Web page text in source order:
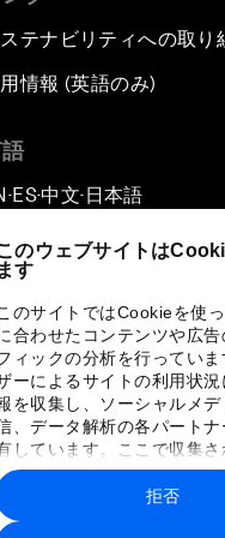
のウェブサイトは
ます
のサイトではCookieを使
合わせたコンテンツや広告
ィックの分析を行ってい
ーによるサイトの利用状
を収集し、ソーシャルメ
、データ解析の各パート
しています。ここで収集さ
ユーザーが各パートナーに
や各パートナーのサービス
に収集された情報と組み合
拒否
テナビリティへの取り
情報 (英語のみ)
▪ ES▪中文▪ 日本語